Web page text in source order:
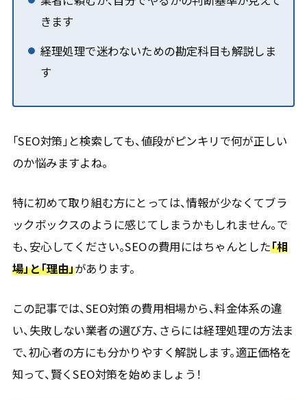
きます
経理処理で迷わないための勘定科目も解説しま
す
「SEO対策」と検索しても、値段がピンキリで何が正しい
のか悩みますよね。
特に初めて取り組む方にとっては、情報が少なくてブラ
ックボックスのように感じてしまうかもしれません。で
も、安心してください。SEOの費用にはちゃんとした「相
場」と「理由」があります。
この記事では、SEO対策の費用相場から、料金体系の違
い、失敗しない業者の選び方、さらには経理処理の方法ま
で、初心者の方にも分かりやすく解説します。適正価格を
知って、賢くSEO対策を始めましょう！